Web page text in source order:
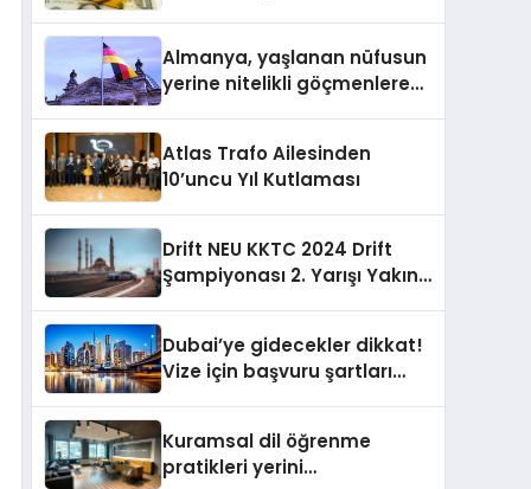
Almanya, yaşlanan nüfusun
yerine nitelikli göçmenlere
Atlas Trafo Ailesinden
10’uncu Yıl Kutlaması
Drift NEU KKTC 2024 Drift
Şampiyonası 2. Yarışı Yakın
Dubai’ye gidecekler dikkat!
Vize için başvuru şartları
Kuramsal dil öğrenme
pratikleri yerini